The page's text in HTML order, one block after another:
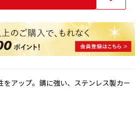
をアップ。錆に強い、ステンレス製カー